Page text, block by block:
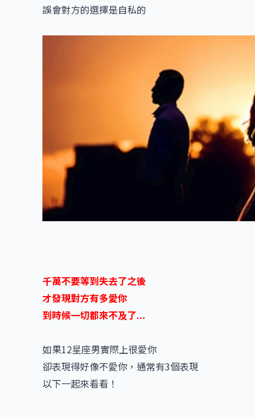
誤會對方的選擇是自私的
千萬不要等到失去了之後
才發現對方有多愛你
到時候一切都來不及了...
如果12星座男實際上很愛你
卻表現得好像不愛你，通常有3個表現
以下一起來看看！